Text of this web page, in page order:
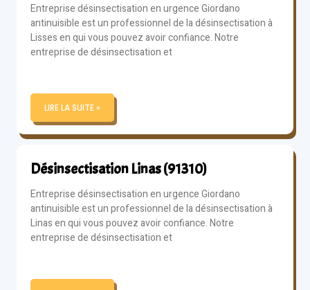
Entreprise désinsectisation en urgence Giordano
antinuisible est un professionnel de la désinsectisation à
Lisses en qui vous pouvez avoir confiance. Notre
entreprise de désinsectisation et
LIRE LA SUITE »
Désinsectisation Linas (91310)
Entreprise désinsectisation en urgence Giordano
antinuisible est un professionnel de la désinsectisation à
Linas en qui vous pouvez avoir confiance. Notre
entreprise de désinsectisation et